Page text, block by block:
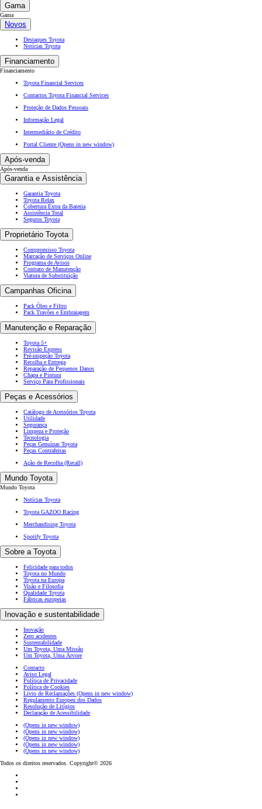
Gama
Gama
Novos
Destaques Toyota
Notícias Toyota
Financiamento
Financiamento
Toyota Financial Services
Contactos Toyota Financial Services
Proteção de Dados Pessoais
Informação Legal
Intermediário de Crédito
Portal Cliente (Opens in new window)
Após-venda
Após-venda
Garantia e Assistência
Garantia Toyota
Toyota Relax
Cobertura Extra da Bateria
Assistência Total
Seguros Toyota
Proprietário Toyota
Compromisso Toyota
Marcação de Serviços Online
Programa de Avisos
Contrato de Manutenção
Viatura de Substituição
Campanhas Oficina
Pack Óleo e Filtro
Pack Travões e Embraiagem
Manutenção e Reparação
Toyota 5+
Revisão Express
Pré-inspeção Toyota
Recolha e Entrega
Reparação de Pequenos Danos
Chapa e Pintura
Serviço Para Profissionais
Peças e Acessórios
Catálogo de Acessórios Toyota
Utilidade
Segurança
Limpeza e Proteção
Tecnologia
Peças Genuínas Toyota
Peças Contrafeitas
Ação de Recolha (Recall)
Mundo Toyota
Mundo Toyota
Notícias Toyota
Toyota GAZOO Racing
Merchandising Toyota
Spotify Toyota
Sobre a Toyota
Felicidade para todos
Toyota no Mundo
Toyota na Europa
Visão e Filosofia
Qualidade Toyota
Fábricas europeias
Inovação e sustentabilidade
Inovação
Zero acidentes
Sustentabilidade
Um Toyota, Uma Missão
Um Toyota, Uma Árvore
Contacto
Aviso Legal
Política de Privacidade
Política de Cookies
Livro de Reclamações (Opens in new window)
Regulamento Europeu dos Dados
Resolução de Litígios
Declaração de Acessibilidade
(Opens in new window)
(Opens in new window)
(Opens in new window)
(Opens in new window)
(Opens in new window)
Todos os direitos reservados. Copyright© 2026